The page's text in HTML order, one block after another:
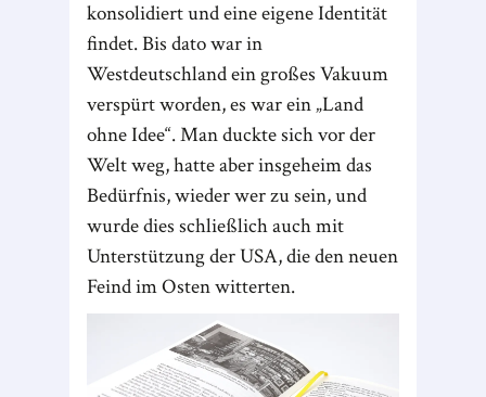
konsolidiert und eine eigene Identität
findet. Bis dato war in
Westdeutschland ein großes Vakuum
verspürt worden, es war ein „Land
ohne Idee“. Man duckte sich vor der
Welt weg, hatte aber insgeheim das
Bedürfnis, wieder wer zu sein, und
wurde dies schließlich auch mit
Unterstützung der USA, die den neuen
Feind im Osten witterten.